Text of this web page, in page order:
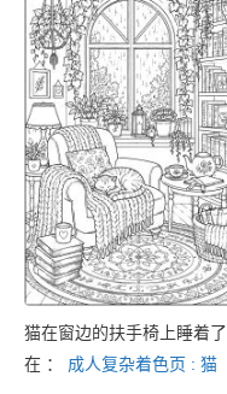
猫在窗边的扶手椅上睡着了
在 ： 成人复杂着色页 : 猫